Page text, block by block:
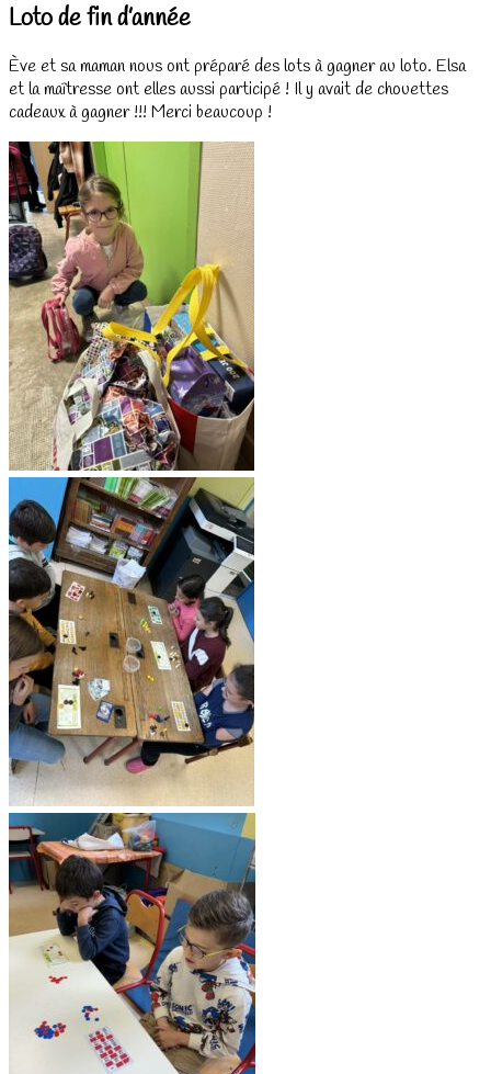
Loto de fin d’année
Ève et sa maman nous ont préparé des lots à gagner au loto. Elsa
et la maîtresse ont elles aussi participé ! Il y avait de chouettes
cadeaux à gagner !!! Merci beaucoup !